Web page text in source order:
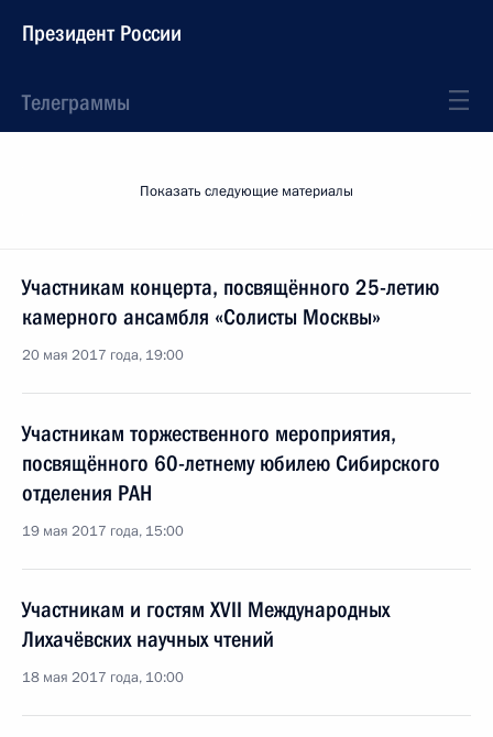
Президент России
Телеграммы
Показать следующие материалы
Участникам концерта, посвящённого 25-летию
камерного ансамбля «Солисты Москвы»
20 мая 2017 года, 19:00
Участникам торжественного мероприятия,
посвящённого 60-летнему юбилею Сибирского
отделения РАН
19 мая 2017 года, 15:00
Участникам и гостям XVII Международных
Лихачёвских научных чтений
18 мая 2017 года, 10:00